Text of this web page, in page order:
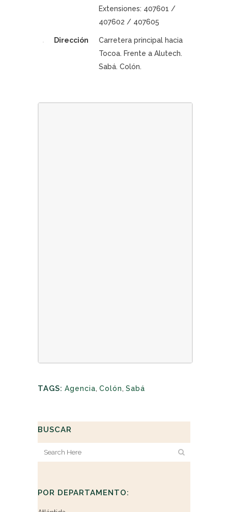
Extensiones: 407601 /
407602 / 407605
Dirección
Carretera principal hacia
Tocoa. Frente a Alutech.
Sabá. Colón.
TAGS: Agencia, Colón, Sabá
BUSCAR
POR DEPARTAMENTO: